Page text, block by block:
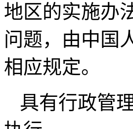
地区的实施办
问题，由中国
相应规定。
具有行政管